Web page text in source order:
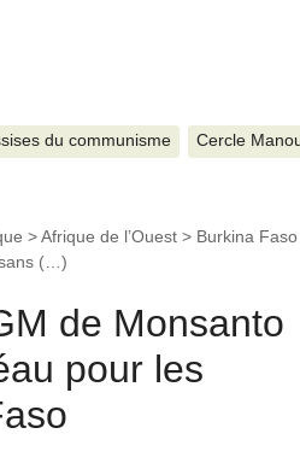
du communisme Cercle
>Afrique de l’Ouest > Burkina Faso
(…)
de Monsanto
pour les